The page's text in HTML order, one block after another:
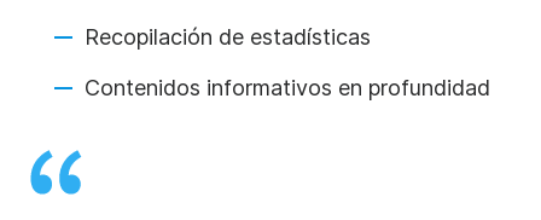
Recopilación de estadísticas
Contenidos informativos en profundidad